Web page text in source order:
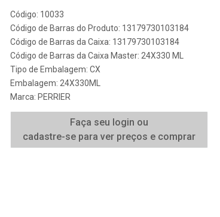
Código: 10033
Código de Barras do Produto: 13179730103184
Código de Barras da Caixa: 13179730103184
Código de Barras da Caixa Master: 24X330 ML
Tipo de Embalagem: CX
Embalagem: 24X330ML
Marca: PERRIER
Faça seu login ou
cadastre-se para ver preços e comprar